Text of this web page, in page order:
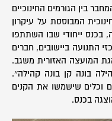
בין הגורמים החינוכיים
המבוססת על עיקרון
בכנס ייחודי שבו השתתפו
התנועה ביישובים, חברים
המועצה האזורית משגב.
בונה קן בונה קהילה״.
וכלים שישמשו את הקנים
בכנס.